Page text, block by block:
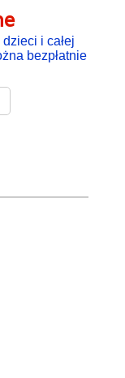
i całej
bezpłatnie